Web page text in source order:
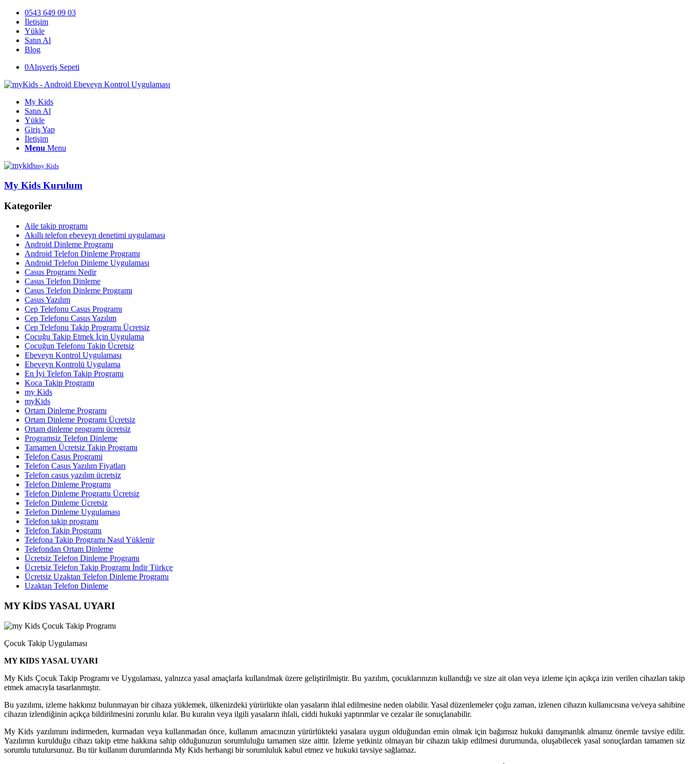
0543 649 09 03
İletişim
Yükle
Satın Al
Blog
0Alışveriş Sepeti
My Kids
Satın Al
Yükle
Giriş Yap
İletişim
Menu Menu
my Kids
My Kids Kurulum
Kategoriler
Aile takip programı
Akıllı telefon ebeveyn denetimi uygulaması
Android Dinleme Programı
Android Telefon Dinleme Programı
Android Telefon Dinleme Uygulaması
Casus Programı Nedir
Casus Telefon Dinleme
Casus Telefon Dinleme Programı
Casus Yazılım
Cep Telefonu Casus Programı
Cep Telefonu Casus Yazılım
Cep Telefonu Takip Programı Ücretsiz
Çocuğu Takip Etmek İçin Uygulama
Çocuğun Telefonu Takip Ücretsiz
Ebeveyn Kontrol Uygulaması
Ebeveyn Kontrolü Uygulama
En İyi Telefon Takip Programı
Koca Takip Programı
my Kids
myKids
Ortam Dinleme Programı
Ortam Dinleme Programı Ücretsiz
Ortam dinleme programı ücretsiz
Programsiz Telefon Dinleme
Tamamen Ücretsiz Takip Programı
Telefon Casus Programi
Telefon Casus Yazılım Fiyatları
Telefon casus yazılım ücretsiz
Telefon Dinleme Programı
Telefon Dinleme Programı Ücretsiz
Telefon Dinleme Ücretsiz
Telefon Dinleme Uygulaması
Telefon takip programı
Telefon Takip Programı
Telefona Takip Programı Nasıl Yüklenir
Telefondan Ortam Dinleme
Ücretsiz Telefon Dinleme Programı
Ücretsiz Telefon Takip Programı İndir Türkçe
Ücretsiz Uzaktan Telefon Dinleme Programı
Uzaktan Telefon Dinleme
MY KİDS YASAL UYARI
Çocuk Takip Uygulaması
MY KIDS YASAL UYARI
My Kids Çocuk Takip Programı ve Uygulaması, yalnızca yasal amaçlarla kullanılmak üzere geliştirilmiştir. Bu yazılım, çocuklarınızın kullandığı ve size ait olan veya izleme için açıkça izin verilen cihazları takip
etmek amacıyla tasarlanmıştır.
Bu yazılımı, izleme hakkınız bulunmayan bir cihaza yüklemek, ülkenizdeki yürürlükte olan yasaların ihlal edilmesine neden olabilir. Yasal düzenlemeler çoğu zaman, izlenen cihazın kullanıcısına ve/veya sahibine
cihazın izlendiğinin açıkça bildirilmesini zorunlu kılar. Bu kuralın veya ilgili yasaların ihlali, ciddi hukuki yaptırımlar ve cezalar ile sonuçlanabilir.
My Kids yazılımını indirmeden, kurmadan veya kullanmadan önce, kullanım amacınızın yürürlükteki yasalara uygun olduğundan emin olmak için bağımsız hukuki danışmanlık almanız önemle tavsiye edilir.
Yazılımın kurulduğu cihazı takip etme hakkına sahip olduğunuzun sorumluluğu tamamen size aittir. İzleme yetkiniz olmayan bir cihazın takip edilmesi durumunda, oluşabilecek yasal sonuçlardan tamamen siz
sorumlu tutulursunuz. Bu tür kullanım durumlarında My Kids herhangi bir sorumluluk kabul etmez ve hukuki tavsiye sağlamaz.